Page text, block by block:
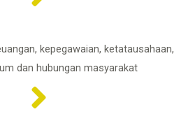
kepegawaian, ketatausahaan,
dan hubungan masyarakat